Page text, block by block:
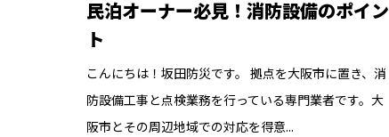
民泊オーナー必見！消防設備のポイン
ト
こんにちは！坂田防災です。 拠点を大阪市に置き、消
防設備工事と点検業務を行っている専門業者です。大
阪市とその周辺地域での対応を得意...